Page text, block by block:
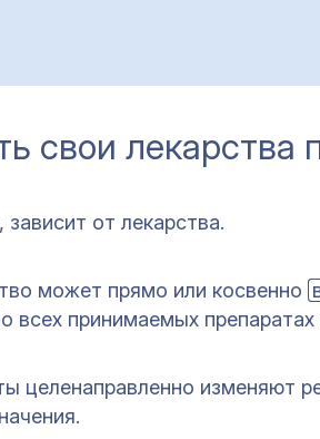
свои лекарства
от лекарства.
может прямо или косвенно
всех принимаемых
целенаправленно изменяют